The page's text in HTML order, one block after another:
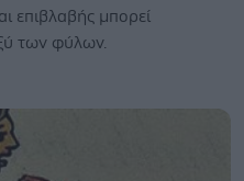
επιβλαβής μπορεί
των φύλων.